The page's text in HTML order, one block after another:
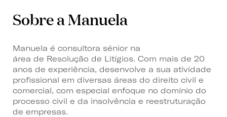
Sobre a Manuela
Manuela é consultora sénior na
área de Resolução de Litígios. Com mais de 20
anos de experiência, desenvolve a sua atividade
profissional em diversas áreas do direito civil e
comercial, com especial enfoque no domínio do
processo civil e da insolvência e reestruturação
de empresas.